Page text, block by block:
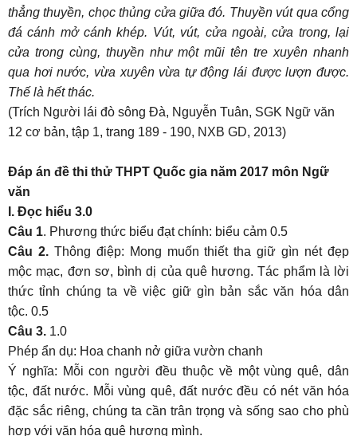
thẳng thuyền, chọc thủng cửa giữa đó. Thuyền vút qua cổng
đá cánh mở cánh khép. Vút, vút, cửa ngoài, cửa trong, lại
cửa trong cùng, thuyền như một mũi tên tre xuyên nhanh
qua hơi nước, vừa xuyên vừa tự động lái được lượn được.
Thế là hết thác.
(Trích Người lái đò sông Đà, Nguyễn Tuân, SGK Ngữ văn
12 cơ bản, tập 1, trang 189 - 190, NXB GD, 2013)
Đáp án đề thi thử THPT Quốc gia năm 2017 môn Ngữ
văn
I. Đọc hiểu 3.0
Câu 1. Phương thức biểu đạt chính: biểu cảm 0.5
Câu 2.Thông điệp: Mong muốn thiết tha giữ gìn nét đẹp
mộc mạc, đơn sơ, bình dị của quê hương. Tác phẩm là lời
thức tỉnh chúng ta về việc giữ gìn bản sắc văn hóa dân
tộc. 0.5
Câu 3. 1.0
Phép ẩn dụ: Hoa chanh nở giữa vườn chanh
Ý nghĩa: Mỗi con người đều thuộc về một vùng quê, dân
tộc, đất nước. Mỗi vùng quê, đất nước đều có nét văn hóa
đặc sắc riêng, chúng ta cần trân trọng và sống sao cho phù
hợp với văn hóa quê hương mình.